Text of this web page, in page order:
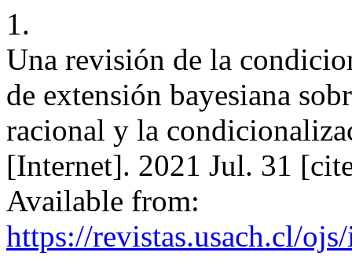
1.
Una revisión de la
de extensión bayesiana
racional y la
[Internet]. 2021 Jul. 31
Available from:
https://revistas.usach.cl/